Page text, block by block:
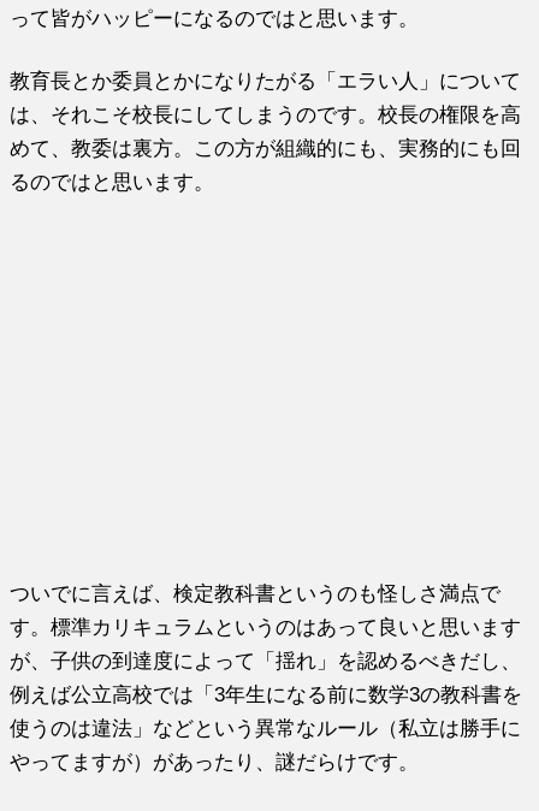
って皆がハッピーになるのではと思います。
教育長とか委員とかになりたがる「エラい人」について
は、それこそ校長にしてしまうのです。校長の権限を高
めて、教委は裏方。この方が組織的にも、実務的にも回
るのではと思います。
ついでに言えば、検定教科書というのも怪しさ満点で
す。標準カリキュラムというのはあって良いと思います
が、子供の到達度によって「揺れ」を認めるべきだし、
例えば公立高校では「3年生になる前に数学3の教科書を
使うのは違法」などという異常なルール（私立は勝手に
やってますが）があったり、謎だらけです。